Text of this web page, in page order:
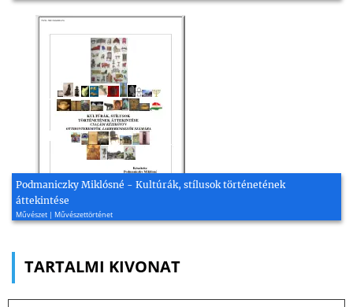
Podmaniczky Miklósné - Kultúrák, stílusok történetének
áttekintése
Művészet | Művészettörténet
TARTALMI KIVONAT